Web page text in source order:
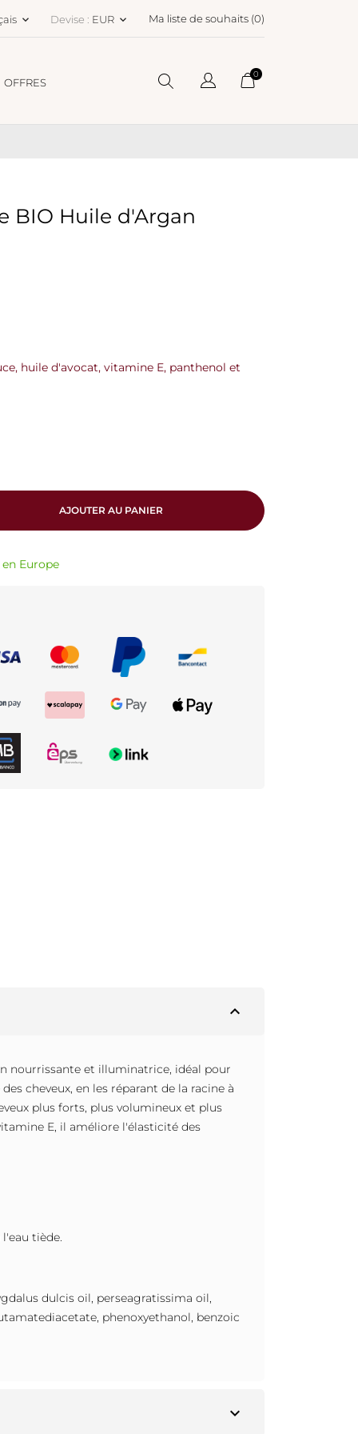
keyboard_arrow_down Devise : EUR keyboard_arrow_down Ma liste de souhaits (0)
OFFRES
0
BIO Huile d'Argan
huile d'avocat, vitamine E, panthenol et
AJOUTER AU PANIER
Europe
expand_less
nourrissante et illuminatrice, idéal pour
cheveux, en les réparant de la racine à
plus forts, plus volumineux et plus
E, il améliore l'élasticité des
tiède.
dulcis oil, perseagratissima oil,
phenoxyethanol, benzoic
expand_more